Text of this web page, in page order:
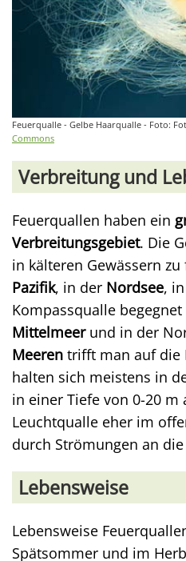
Feuerqualle - Gelbe Haarqualle - Foto:
Commons
Verbreitung und
Feuerquallen haben ein
Verbreitungsgebiet. Die
in kälteren Gewässern
Pazifik, in der Nordsee,
Kompassqualle
Mittelmeerund in der
Meeren trifft man auf die
halten sich meistens in
in einer Tiefe von 0-20 m
Leuchtqualle eher im
durch Strömungen an
Lebensweise
Lebensweise
Spätsommer und im